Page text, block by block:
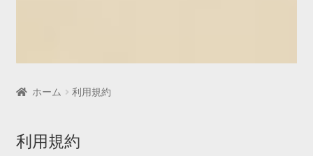
ホーム 利用規約
利用規約